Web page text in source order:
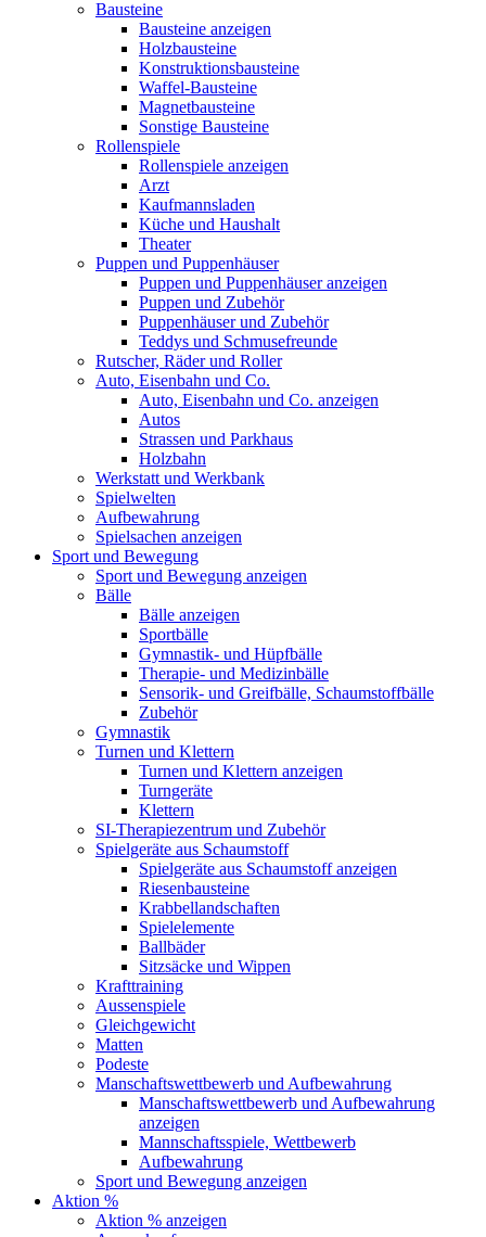
Bausteine
Bausteine anzeigen
Holzbausteine
Konstruktionsbausteine
Waffel-Bausteine
Magnetbausteine
Sonstige Bausteine
Rollenspiele
Rollenspiele anzeigen
Arzt
Kaufmannsladen
Küche und Haushalt
Theater
Puppen und Puppenhäuser
Puppen und Puppenhäuser anzeigen
Puppen und Zubehör
Puppenhäuser und Zubehör
Teddys und Schmusefreunde
Rutscher, Räder und Roller
Auto, Eisenbahn und Co.
Auto, Eisenbahn und Co. anzeigen
Autos
Strassen und Parkhaus
Holzbahn
Werkstatt und Werkbank
Spielwelten
Aufbewahrung
Spielsachen anzeigen
Sport und Bewegung
Sport und Bewegung anzeigen
Bälle
Bälle anzeigen
Sportbälle
Gymnastik- und Hüpfbälle
Therapie- und Medizinbälle
Sensorik- und Greifbälle, Schaumstoffbälle
Zubehör
Gymnastik
Turnen und Klettern
Turnen und Klettern anzeigen
Turngeräte
Klettern
SI-Therapiezentrum und Zubehör
Spielgeräte aus Schaumstoff
Spielgeräte aus Schaumstoff anzeigen
Riesenbausteine
Krabbellandschaften
Spielelemente
Ballbäder
Sitzsäcke und Wippen
Krafttraining
Aussenspiele
Gleichgewicht
Matten
Podeste
Manschaftswettbewerb und Aufbewahrung
Manschaftswettbewerb und Aufbewahrung
anzeigen
Mannschaftsspiele, Wettbewerb
Aufbewahrung
Sport und Bewegung anzeigen
Aktion %
Aktion % anzeigen